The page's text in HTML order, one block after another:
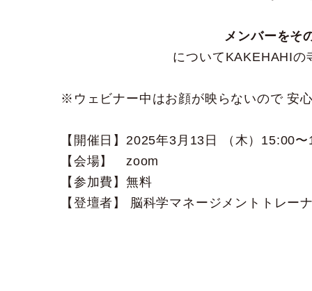
メンバーをそ
についてKAKEHAHIの
※ウェビナー中はお顔が映らないので 安
【開催日】2025年3月13日 （木）15:00
【会場】 zoom
【参加費】無料
【登壇者】 脳科学マネージメントトレ